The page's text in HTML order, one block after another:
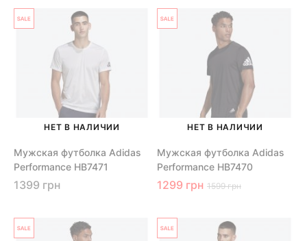
НЕТ В НАЛИЧИИ
Мужская футболка Adidas
Performance HB7471
1399 грн
НЕТ В НАЛИЧИИ
Мужская футболка Adidas
Performance HB7470
1299 грн 1599 грн